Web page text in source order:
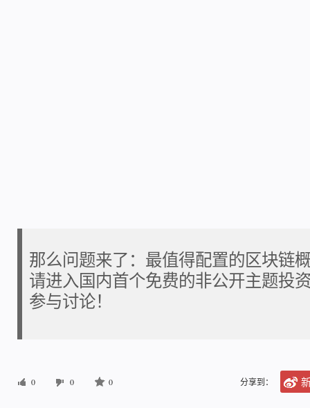
那么问题来了：最值得配置的区块链
请进入国内首个免费的非公开主题投
参与讨论！
0 0 0 分享到：